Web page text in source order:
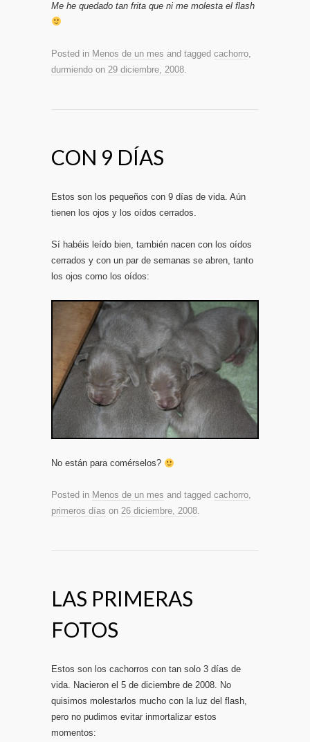
Me he quedado tan frita que ni me molesta el flash
Posted in Menos de un mes and tagged cachorro,
durmiendo on 29 diciembre, 2008.
CON 9 DÍAS
Estos son los pequeños con 9 días de vida. Aún
tienen los ojos y los oídos cerrados.
Sí habéis leído bien, también nacen con los oídos
cerrados y con un par de semanas se abren, tanto
los ojos como los oídos:
No están para comérselos?
Posted in Menos de un mes and tagged cachorro,
primeros días on 26 diciembre, 2008.
LAS PRIMERAS
FOTOS
Estos son los cachorros con tan solo 3 días de
vida. Nacieron el 5 de diciembre de 2008. No
quisimos molestarlos mucho con la luz del flash,
pero no pudimos evitar inmortalizar estos
momentos: